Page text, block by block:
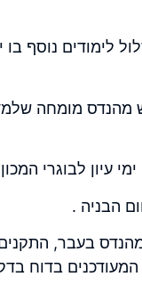
לימודים נוסף
מומחה
עיון לבוגרי
הבניה .
בעבר,
בדוח